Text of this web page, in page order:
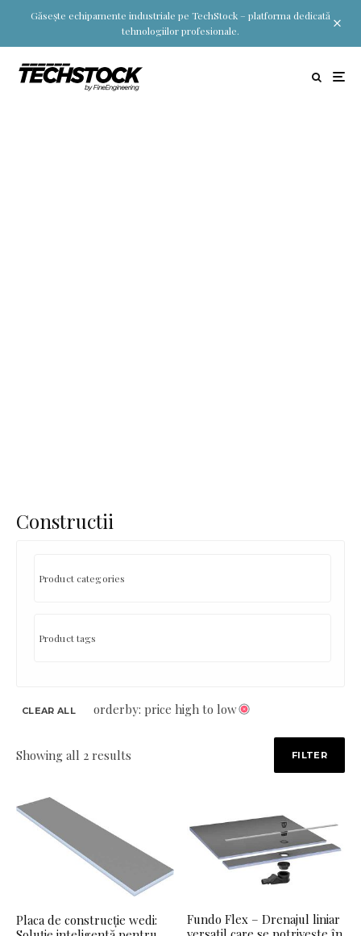
Găsește echipamente industriale pe TechStock – platforma dedicată
tehnologiilor profesionale.
Constructii
CLEAR ALL orderby: price high to low
Showing all 2 results FILTER
Placa de construcție wedi:
Fundo Flex – Drenajul liniar